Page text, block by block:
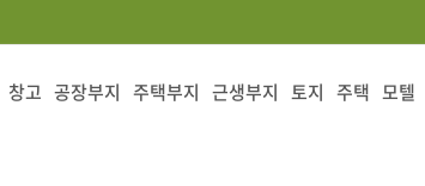
창고 공장부지 주택부지 근생부지 토지 주택 모텔